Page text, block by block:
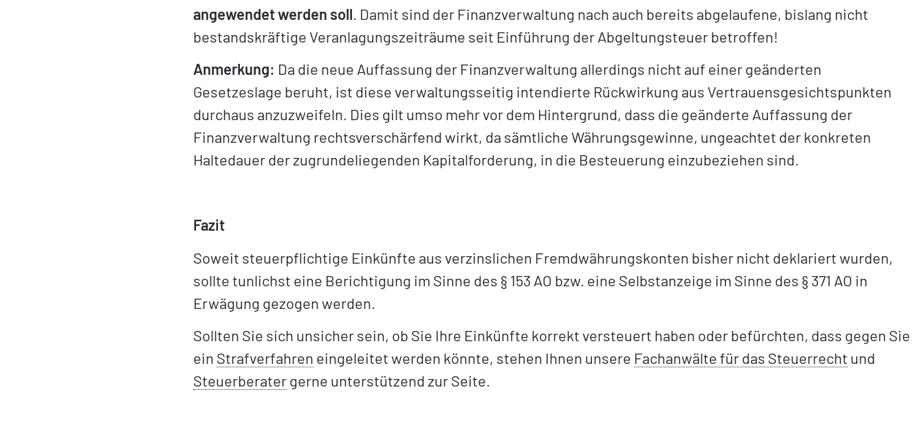
angewendet werden soll . Damit sind der Finanzverwaltung nach auch bereits abgelaufene, bislang nicht
bestandskräftige Veranlagungszeiträume seit Einführung der Abgeltungsteuer betroffen!
Anmerkung: Da die neue Auffassung der Finanzverwaltung allerdings nicht auf einer geänderten
Gesetzeslage beruht, ist diese verwaltungsseitig intendierte Rückwirkung aus Vertrauensgesichtspunkten
durchaus anzuzweifeln. Dies gilt umso mehr vor dem Hintergrund, dass die geänderte Auffassung der
Finanzverwaltung rechtsverschärfend wirkt, da sämtliche Währungsgewinne, ungeachtet der konkreten
Haltedauer der zugrundeliegenden Kapitalforderung, in die Besteuerung einzubeziehen sind.
Fazit
Soweit steuerpflichtige Einkünfte aus verzinslichen Fremdwährungskonten bisher nicht deklariert wurden,
sollte tunlichst eine Berichtigung im Sinne des § 153 AO bzw. eine Selbstanzeige im Sinne des § 371 AO in
Erwägung gezogen werden.
Sollten Sie sich unsicher sein, ob Sie Ihre Einkünfte korrekt versteuert haben oder befürchten, dass gegen Sie
ein Strafverfahren eingeleitet werden könnte, stehen Ihnen unsere Fachanwälte für das Steuerrecht und
Steuerberatergerne unterstützend zur Seite.